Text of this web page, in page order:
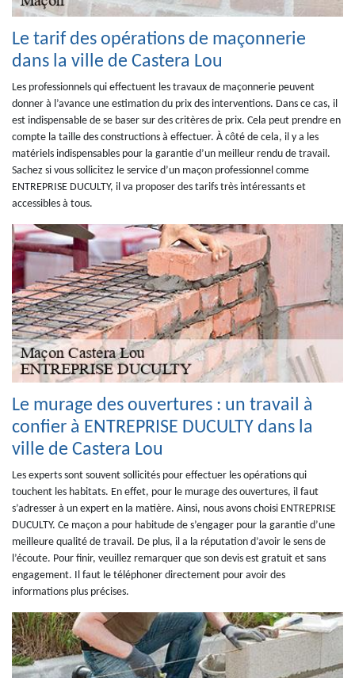
Le tarif des opérations de maçonnerie
dans la ville de Castera Lou
Les professionnels qui effectuent les travaux de maçonnerie peuvent
donner à l’avance une estimation du prix des interventions. Dans ce cas, il
est indispensable de se baser sur des critères de prix. Cela peut prendre en
compte la taille des constructions à effectuer. À côté de cela, il y a les
matériels indispensables pour la garantie d’un meilleur rendu de travail.
Sachez si vous sollicitez le service d’un maçon professionnel comme
ENTREPRISE DUCULTY, il va proposer des tarifs très intéressants et
accessibles à tous.
Le murage des ouvertures : un travail à
confier à ENTREPRISE DUCULTY dans la
ville de Castera Lou
Les experts sont souvent sollicités pour effectuer les opérations qui
touchent les habitats. En effet, pour le murage des ouvertures, il faut
s’adresser à un expert en la matière. Ainsi, nous avons choisi ENTREPRISE
DUCULTY. Ce maçon a pour habitude de s’engager pour la garantie d’une
meilleure qualité de travail. De plus, il a la réputation d’avoir le sens de
l’écoute. Pour finir, veuillez remarquer que son devis est gratuit et sans
engagement. Il faut le téléphoner directement pour avoir des
informations plus précises.